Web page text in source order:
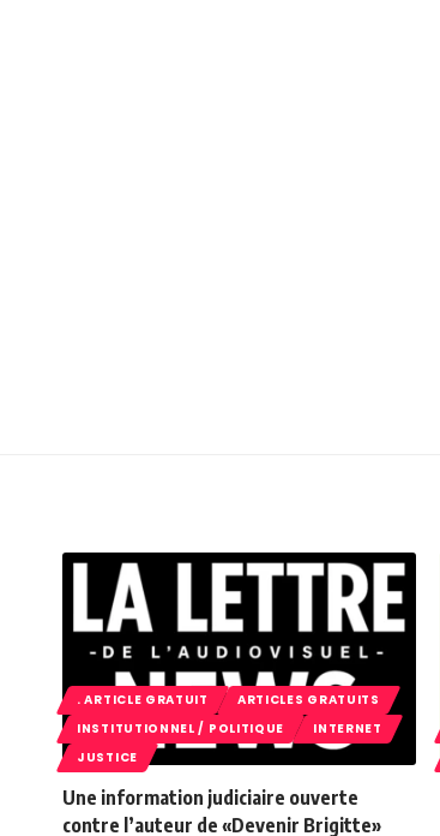
. ARTICLE GRATUIT
ARTICLES GRATUITS
INSTITUTIONNEL / POLITIQUE
INTERNET
JUSTICE
Une information judiciaire ouverte
contre l’auteur de «Devenir Brigitte»